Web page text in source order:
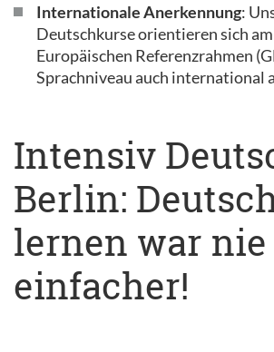
Internationale Anerkennung:
Deutschkurse orientieren sich
Europäischen Referenzrahmen
Sprachniveau auch international
Intensiv
Berlin:
lernen war nie
einfacher!